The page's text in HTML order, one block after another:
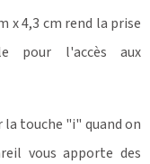
x 4,3 cm rend la prise
pour l'accès aux
la touche "i" quand on
vous apporte des